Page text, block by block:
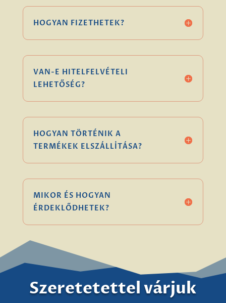
HOGYAN FIZETHETEK?
VAN-E HITELFELVÉTELI
LEHETŐSÉG?
HOGYAN TÖRTÉNIK A
TERMÉKEK ELSZÁLLÍTÁSA?
MIKOR ÉS HOGYAN
ÉRDEKLŐDHETEK?
Szeretetettel várjuk